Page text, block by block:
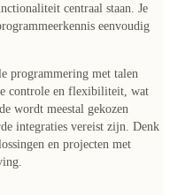
centraal staan. Je
eenvoudig
programmering met talen
controle en flexibiliteit, wat
wordt meestal gekozen
integraties vereist zijn. Denk
en projecten met